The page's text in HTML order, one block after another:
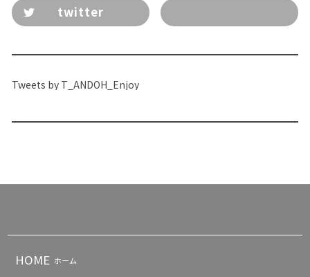
twitter
Tweets by T_ANDOH_Enjoy
HOME ホーム